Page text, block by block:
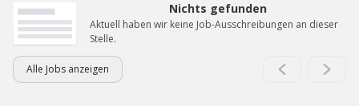
Nichts gefunden
Aktuell haben wir keine Job-Ausschreibungen an dieser
Stelle.
Alle Jobs anzeigen